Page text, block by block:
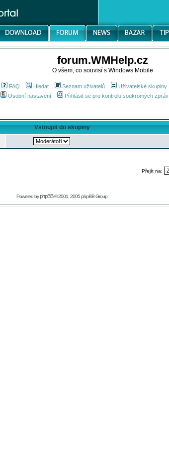
forum.WMHelp.cz
O všem, co souvisí s Windows Mobile
FAQ Hledat Seznam uživatelů Uživatelské skupiny
Osobní nastavení
Přihlásit se pro kontrolu soukromých zpráv
Vstoupit do skupiny
Přejít na:
Powered byphpBB© 2001, 2005 phpBB Group